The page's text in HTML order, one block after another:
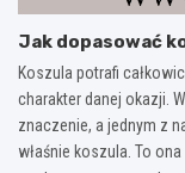
Jak dopasować
Koszula potrafi
charakter danej okazji.
znaczenie, a jednym z
właśnie koszula. To